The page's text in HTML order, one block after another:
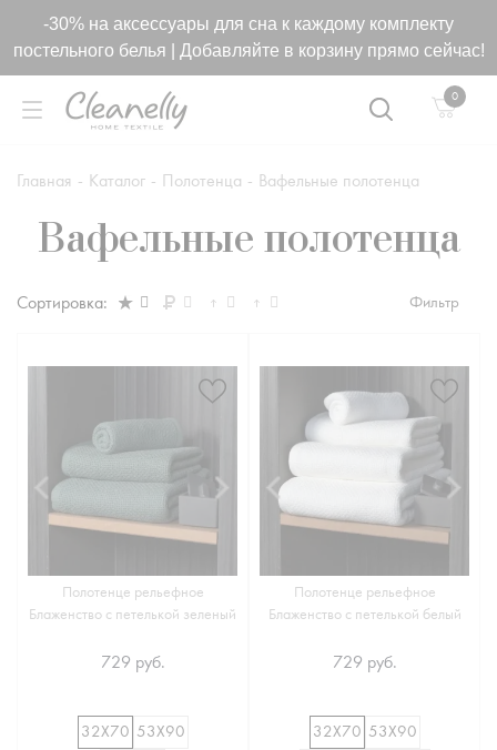
-5% за оплату онлайн
0
Главная - Каталог - Полотенца - Вафельные полотенца
Вафельные полотенца
Фильтр
Сортировка:
Полотенце рельефное
Блаженство с петелькой зеленый
729 руб.
32Х70 53Х90
Полотенце рельефное
Блаженство с петелькой белый
729 руб.
32Х70 53Х90